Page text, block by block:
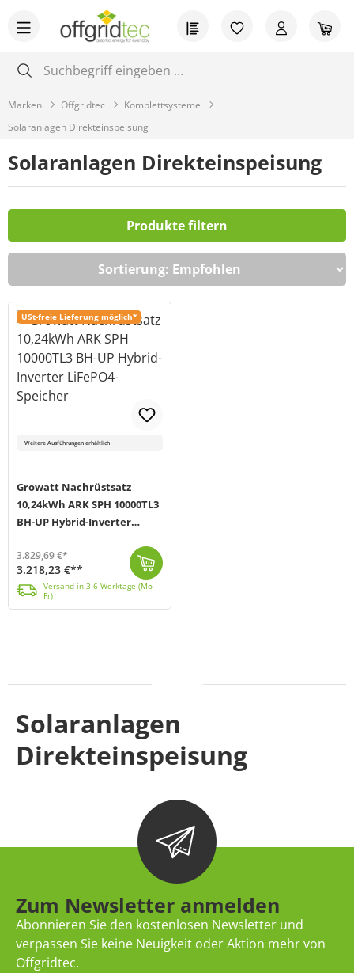
Zum Hauptinhalt springen Du hast 0
Marken Offgridtec
Komplettsysteme
Solaranlagen Direkteinspeisung
Solaranlagen Direkteinspeisung
Produkte filtern
USt-freie Lieferung möglich*
Weitere Ausführungen erhältlich
Growatt Nachrüstsatz
10,24kWh ARK SPH 10000TL3
BH-UP Hybrid-Inverter
3.829,69 €*
3.218,23 €**
Versand in 3-6 Werktage (Mo-
Fr)
Solaranlagen
Direkteinspeisung
Zum Newsletter anmelden
Abonnieren Sie den kostenlosen Newsletter und
verpassen Sie keine Neuigkeit oder Aktion mehr von
Offgridtec.